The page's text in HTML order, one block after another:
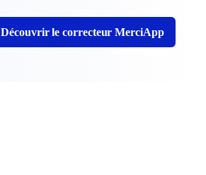
Découvrir le correcteur MerciApp